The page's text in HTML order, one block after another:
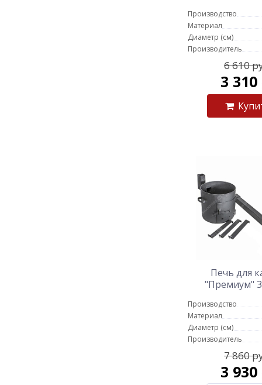
Производство
Материал
Диаметр (см)
Производитель
6 610
3 310
Печь для
"Премиум"
Производство
Материал
Диаметр (см)
Производитель
7 860
3 930